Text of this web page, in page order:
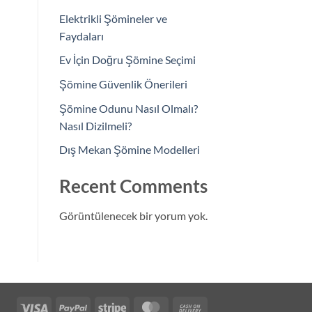
Elektrikli Şömineler ve
Faydaları
Ev İçin Doğru Şömine Seçimi
Şömine Güvenlik Önerileri
Şömine Odunu Nasıl Olmalı?
Nasıl Dizilmeli?
Dış Mekan Şömine Modelleri
Recent Comments
Görüntülenecek bir yorum yok.
Visa PayPal Stripe MasterCard